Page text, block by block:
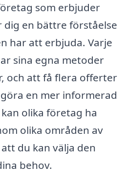
som erbjuder
dig en bättre förståelse
har att erbjuda. Varje
sina egna metoder
och att få flera offerter
en mer informerad
olika företag ha
olika områden av
du kan välja den
behov.